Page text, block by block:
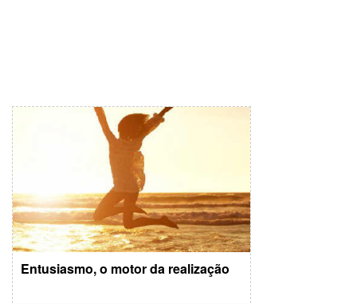
Entusiasmo, o motor da realização